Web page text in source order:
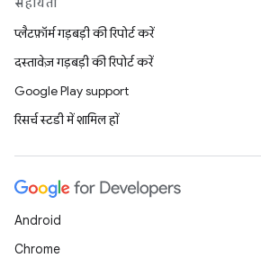
प्लैटफ़ॉर्म गड़बड़ी की रिपोर्ट करें
दस्तावेज़ गड़बड़ी की रिपोर्ट करें
Google Play support
रिसर्च स्टडी में शामिल हों
Android
Chrome